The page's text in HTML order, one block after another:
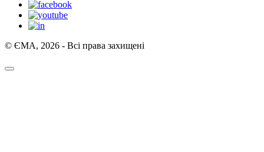
© ЄМА, 2026 - Всі права захищені